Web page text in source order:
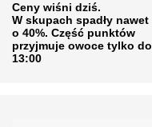
Ceny wiśni dziś.
W skupach spadły nawet
o 40%. Część punktów
przyjmuje owoce tylko do
13:00